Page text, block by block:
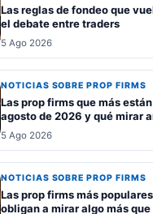
Las reglas de fondeo que
el debate entre traders
5 Ago 2026
NOTICIAS SOBRE PROP FIRMS
Las prop firms que más
agosto de 2026 y qué mirar
5 Ago 2026
NOTICIAS SOBRE PROP FIRMS
Las prop firms más
obligan a mirar algo más